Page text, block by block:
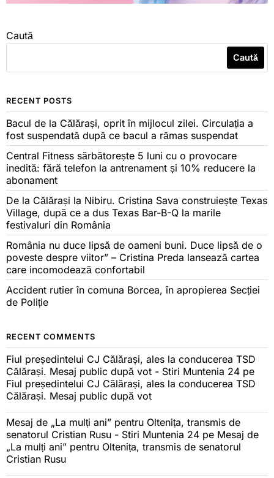
Caută
Caută
RECENT POSTS
Bacul de la Călărași, oprit în mijlocul zilei. Circulația a
fost suspendată după ce bacul a rămas suspendat
Central Fitness sărbătorește 5 luni cu o provocare
inedită: fără telefon la antrenament și 10% reducere la
abonament
De la Călărași la Nibiru. Cristina Sava construiește Texas
Village, după ce a dus Texas Bar-B-Q la marile
festivaluri din România
România nu duce lipsă de oameni buni. Duce lipsă de o
poveste despre viitor” – Cristina Preda lansează cartea
care incomodează confortabil
Accident rutier în comuna Borcea, în apropierea Secției
de Poliție
RECENT COMMENTS
Fiul președintelui CJ Călărași, ales la conducerea TSD
Călărași. Mesaj public după vot - Stiri Muntenia 24 pe
Fiul președintelui CJ Călărași, ales la conducerea TSD
Călărași. Mesaj public după vot
Mesaj de „La mulți ani” pentru Oltenița, transmis de
senatorul Cristian Rusu - Stiri Muntenia 24 pe Mesaj de
„La mulți ani” pentru Oltenița, transmis de senatorul
Cristian Rusu